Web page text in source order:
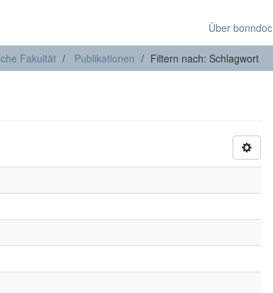
Über bonndoc
Fakultät Publikationen Filtern nach: Schlagwort